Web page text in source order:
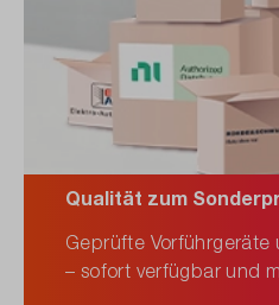
Qualität zum
Geprüfte Vorführgeräte
– sofort verfügbar und